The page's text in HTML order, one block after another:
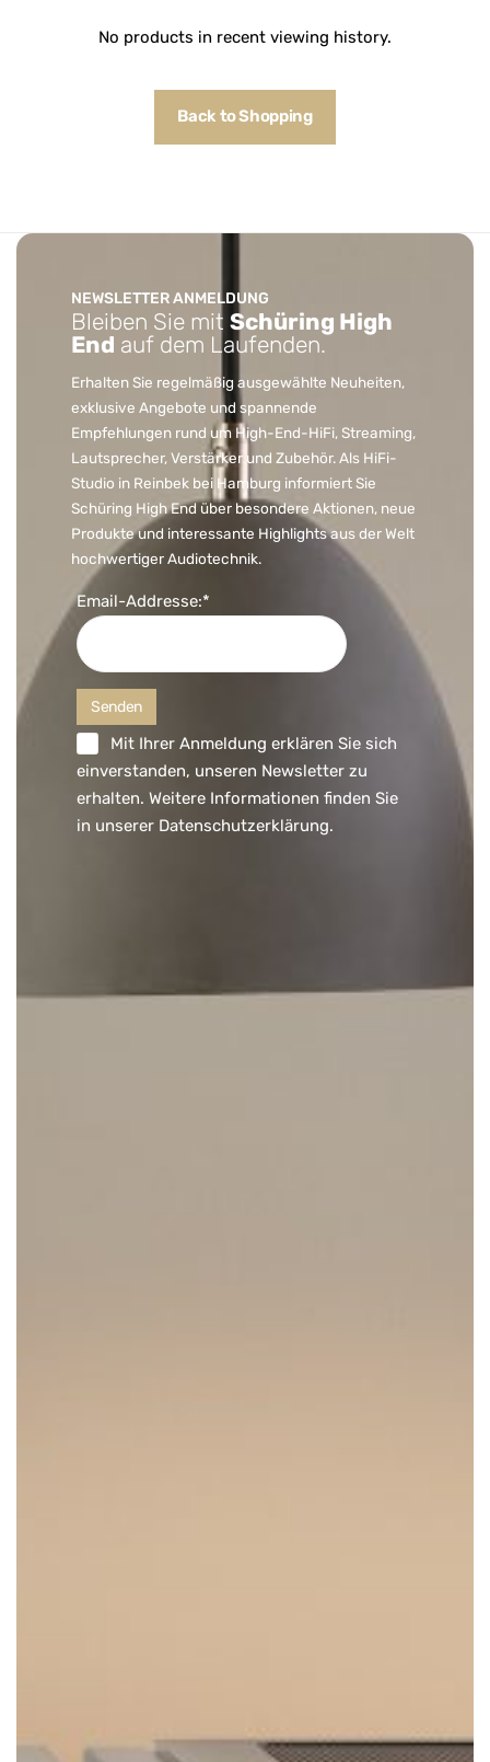
No products in recent viewing history.
Back to Shopping
NEWSLETTER ANMELDUNG
Bleiben Sie mit Schüring High
End auf dem Laufenden.
Erhalten Sie regelmäßig ausgewählte Neuheiten,
exklusive Angebote und spannende
Empfehlungen rund um High-End-HiFi, Streaming,
Lautsprecher, Verstärker und Zubehör. Als HiFi-
Studio in Reinbek bei Hamburg informiert Sie
Schüring High End über besondere Aktionen, neue
Produkte und interessante Highlights aus der Welt
hochwertiger Audiotechnik.
Email-Addresse:*
Mit Ihrer Anmeldung erklären Sie sich
einverstanden, unseren Newsletter zu
erhalten. Weitere Informationen finden Sie
in unserer Datenschutzerklärung.